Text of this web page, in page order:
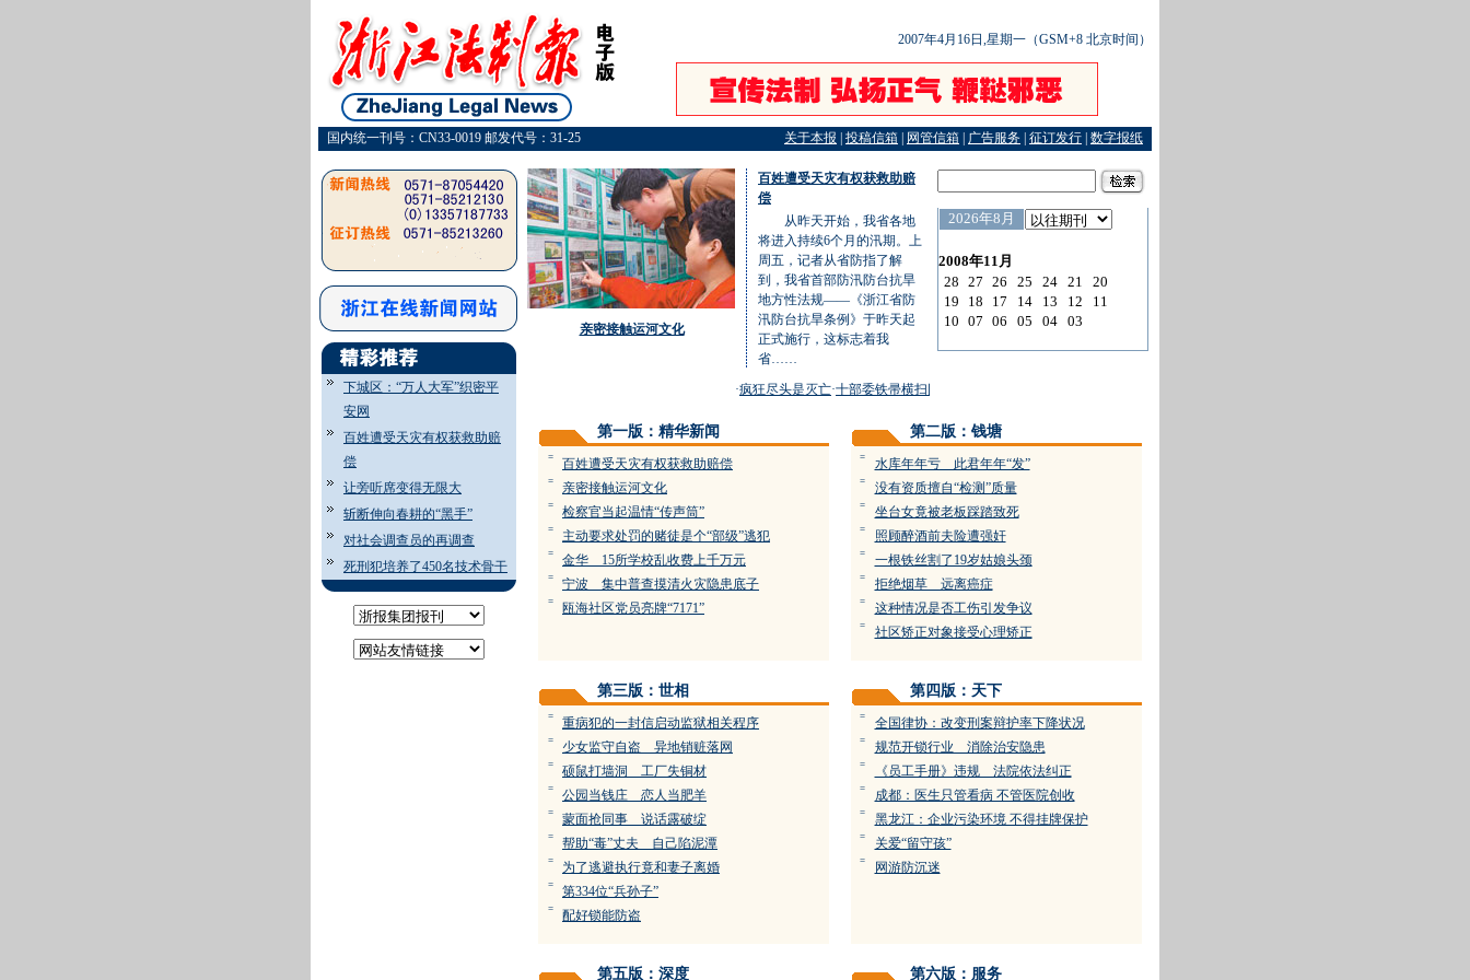
2007年4月16日,星期一（GSM+8 北京时间）
国内统一刊号：CN33-0019 邮发代号：31-25 关于本报 投稿信箱 网管信箱 广告服务 征订发行 数字报纸
下城区：“万人大军”织密平
安网
百姓遭受天灾有权获救助赔
偿
让旁听席变得无限大
斩断伸向春耕的“黑手”
对社会调查员的再调查
死刑犯培养了450名技术骨干
亲密接触运河文化
百姓遭受天灾有权获救助赔
偿
从昨天开始，我省各地
将进入持续6个月的汛期。上
周五，记者从省防指了解
到，我省首部防汛防台抗旱
地方性法规——《浙江省防
汛防台抗旱条例》于昨天起
正式施行，这标志着我
省……
疯狂尽头是灭亡·十部委铁帚横扫网络淫秽色情
第一版：精华新闻
= 百姓遭受天灾有权获救助赔偿
= 亲密接触运河文化
= 检察官当起温情“传声筒”
= 主动要求处罚的赌徒是个“部级”逃犯
= 金华 15所学校乱收费上千万元
= 宁波 集中普查摸清火灾隐患底子
= 瓯海社区党员亮牌“7171”
第二版：钱塘
= 水库年年亏 此君年年“发”
= 没有资质擅自“检测”质量
= 坐台女竟被老板踩踏致死
= 照顾醉酒前夫险遭强奸
= 一根铁丝割了19岁姑娘头颈
= 拒绝烟草 远离癌症
= 这种情况是否工伤引发争议
= 社区矫正对象接受心理矫正
第三版：世相
= 重病犯的一封信启动监狱相关程序
= 少女监守自盗 异地销赃落网
= 硕鼠打墙洞 工厂失铜材
= 公园当钱庄 恋人当肥羊
= 蒙面抢同事 说话露破绽
= 帮助“毒”丈夫 自己陷泥潭
= 为了逃避执行竟和妻子离婚
= 第334位“兵孙子”
= 配好锁能防盗
第四版：天下
= 全国律协：改变刑案辩护率下降状况
= 规范开锁行业 消除治安隐患
= 《员工手册》违规 法院依法纠正
= 成都：医生只管看病 不管医院创收
= 黑龙江：企业污染环境 不得挂牌保护
= 关爱“留守孩”
= 网游防沉迷
第五版：深度 第六版：服务